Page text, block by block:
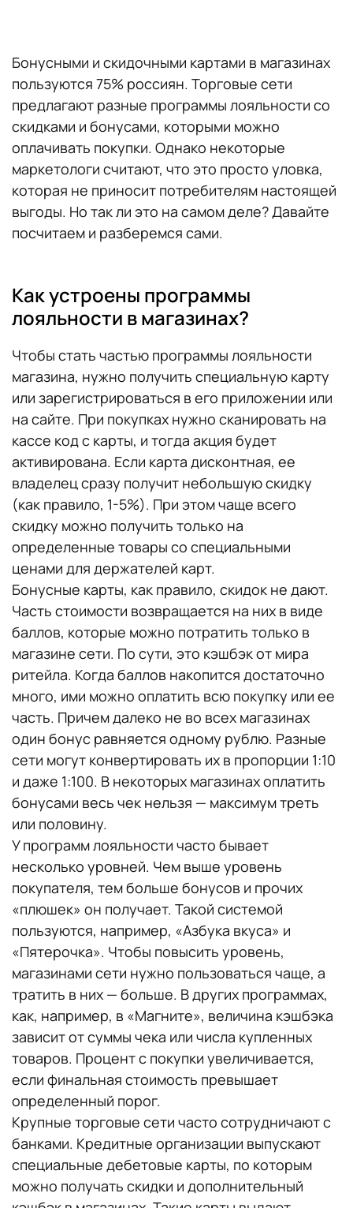
Бонусными и скидочными картами в магазинах
пользуются 75% россиян. Торговые сети
предлагают разные программы лояльности со
скидками и бонусами, которыми можно
оплачивать покупки. Однако некоторые
маркетологи считают, что это просто уловка,
которая не приносит потребителям настоящей
выгоды. Но так ли это на самом деле? Давайте
посчитаем и разберемся сами.
Как устроены программы
лояльности в магазинах?
Чтобы стать частью программы лояльности
магазина, нужно получить специальную карту
или зарегистрироваться в его приложении или
на сайте. При покупках нужно сканировать на
кассе код с карты, и тогда акция будет
активирована. Если карта дисконтная, ее
владелец сразу получит небольшую скидку
(как правило, 1-5%). При этом чаще всего
скидку можно получить только на
определенные товары со специальными
ценами для держателей карт.
Бонусные карты, как правило, скидок не дают.
Часть стоимости возвращается на них в виде
баллов, которые можно потратить только в
магазине сети. По сути, это кэшбэк от мира
ритейла. Когда баллов накопится достаточно
много, ими можно оплатить всю покупку или ее
часть. Причем далеко не во всех магазинах
один бонус равняется одному рублю. Разные
сети могут конвертировать их в пропорции 1:10
и даже 1:100. В некоторых магазинах оплатить
бонусами весь чек нельзя — максимум треть
или половину.
У программ лояльности часто бывает
несколько уровней. Чем выше уровень
покупателя, тем больше бонусов и прочих
«плюшек» он получает. Такой системой
пользуются, например, «Азбука вкуса» и
«Пятерочка». Чтобы повысить уровень,
магазинами сети нужно пользоваться чаще, а
тратить в них — больше. В других программах,
как, например, в «Магните», величина кэшбэка
зависит от суммы чека или числа купленных
товаров. Процент с покупки увеличивается,
если финальная стоимость превышает
определенный порог.
Крупные торговые сети часто сотрудничают с
банками. Кредитные организации выпускают
специальные дебетовые карты, по которым
можно получать скидки и дополнительный